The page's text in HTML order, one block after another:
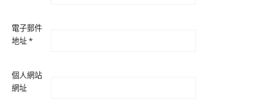
電子郵件
地址*
個人網站
網址